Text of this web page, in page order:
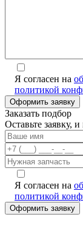
Я согласен на
политикой
Заказать подбор
Оставьте заявку,
Я согласен на
политикой